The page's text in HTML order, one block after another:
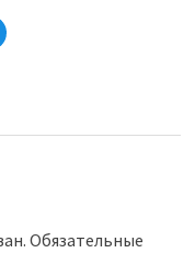
Обязательные